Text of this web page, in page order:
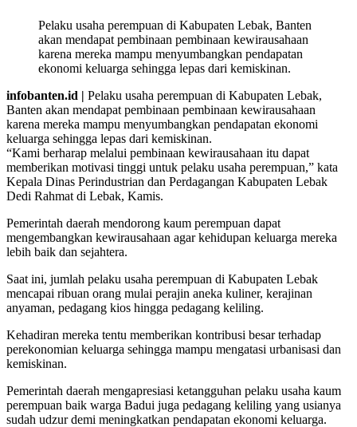
Pelaku usaha perempuan di Kabupaten Lebak, Banten
akan mendapat pembinaan pembinaan kewirausahaan
karena mereka mampu menyumbangkan pendapatan
ekonomi keluarga sehingga lepas dari kemiskinan.
infobanten.id | Pelaku usaha perempuan di Kabupaten Lebak,
Banten akan mendapat pembinaan pembinaan kewirausahaan
karena mereka mampu menyumbangkan pendapatan ekonomi
keluarga sehingga lepas dari kemiskinan.
“Kami berharap melalui pembinaan kewirausahaan itu dapat
memberikan motivasi tinggi untuk pelaku usaha perempuan,” kata
Kepala Dinas Perindustrian dan Perdagangan Kabupaten Lebak
Dedi Rahmat di Lebak, Kamis.
Pemerintah daerah mendorong kaum perempuan dapat
mengembangkan kewirausahaan agar kehidupan keluarga mereka
lebih baik dan sejahtera.
Saat ini, jumlah pelaku usaha perempuan di Kabupaten Lebak
mencapai ribuan orang mulai perajin aneka kuliner, kerajinan
anyaman, pedagang kios hingga pedagang keliling.
Kehadiran mereka tentu memberikan kontribusi besar terhadap
perekonomian keluarga sehingga mampu mengatasi urbanisasi dan
kemiskinan.
Pemerintah daerah mengapresiasi ketangguhan pelaku usaha kaum
perempuan baik warga Badui juga pedagang keliling yang usianya
sudah udzur demi meningkatkan pendapatan ekonomi keluarga.